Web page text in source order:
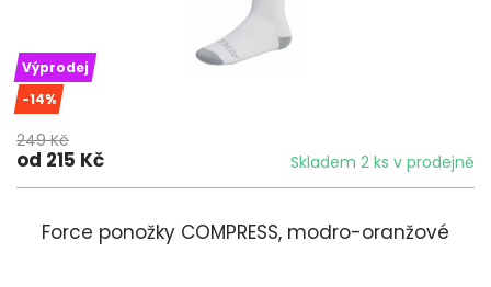
Výprodej
-14%
249 Kč
od 215 Kč Skladem 2 ks v prodejně
Force ponožky COMPRESS, modro-oranžové